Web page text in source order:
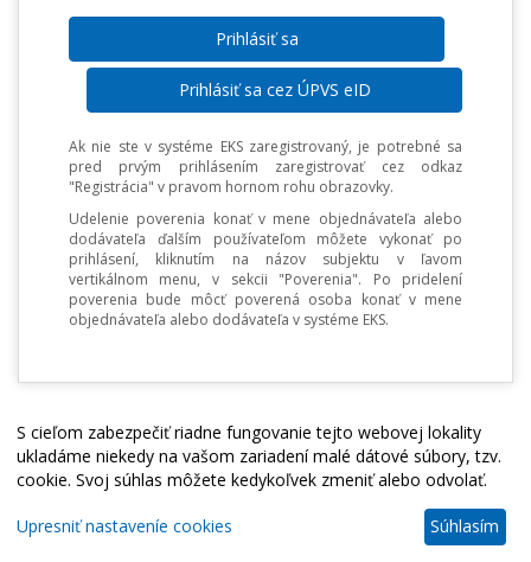
Prihlásiť sa cez ÚPVS eID
Ak nie ste v systéme EKS zaregistrovaný, je potrebné sa
pred prvým prihlásením zaregistrovať cez odkaz
"Registrácia" v pravom hornom rohu obrazovky.
Udelenie poverenia konať v mene objednávateľa alebo
dodávateľa ďalším používateľom môžete vykonať po
prihlásení, kliknutím na názov subjektu v ľavom
vertikálnom menu, v sekcii "Poverenia". Po pridelení
poverenia bude môcť poverená osoba konať v mene
objednávateľa alebo dodávateľa v systéme EKS.
S cieľom zabezpečiť riadne fungovanie tejto webovej lokality
ukladáme niekedy na vašom zariadení malé dátové súbory, tzv.
cookie. Svoj súhlas môžete kedykoľvek zmeniť alebo odvolať.
Upresniť nastaveníe cookies Súhlasím